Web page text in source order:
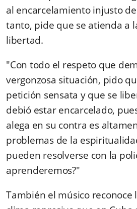
al encarcelamiento injusto
tanto, pide que se atienda a
libertad.
"Con todo el respeto que
vergonzosa situación, pido
petición sensata y que se
debió estar encarcelado,
alega en su contra es
problemas de la
pueden resolverse con la
aprenderemos?"
También el músico reconoce